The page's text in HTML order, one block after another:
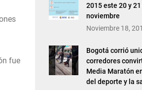
fue
2015 este 20 y 21
noviembre
Noviembre 18,
Bogotá corrió
corredores
Media Maratón
del deporte y la